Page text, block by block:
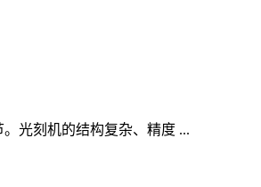
光刻机的结构复杂、精度 ...